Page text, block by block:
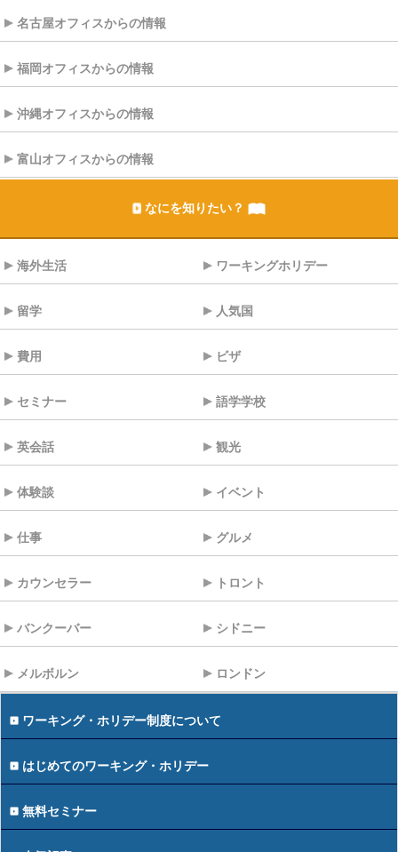
名古屋オフィスからの情報
福岡オフィスからの情報
沖縄オフィスからの情報
富山オフィスからの情報
なにを知りたい？
海外生活 ワーキングホリデー
留学 人気国
費用 ビザ
セミナー 語学学校
英会話 観光
体験談 イベント
仕事 グルメ
カウンセラー トロント
バンクーバー シドニー
メルボルン ロンドン
ワーキング・ホリデー制度について
はじめてのワーキング・ホリデー
無料セミナー